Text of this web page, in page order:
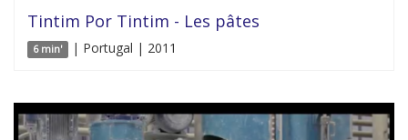
Tintim Por Tintim - Les pâtes
6 min' | Portugal | 2011